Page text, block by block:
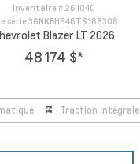
Inventaire # 261040
série3GNKBHR46TS188308
Blazer LT 2026
48 174 $*
Traction Intégrale